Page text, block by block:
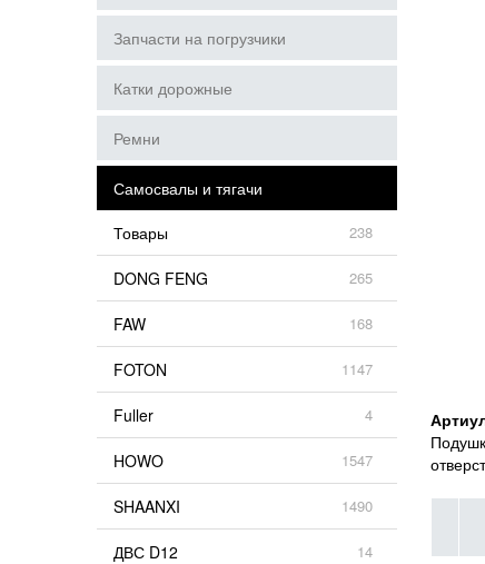
Запчасти на погрузчики
Катки дорожные
Ремни
Самосвалы и тягачи
Товары
238
DONG FENG 265
FAW 168
FOTON 1147
Fuller 4
HOWO 1547
SHAANXI 1490
ДВС D12 14